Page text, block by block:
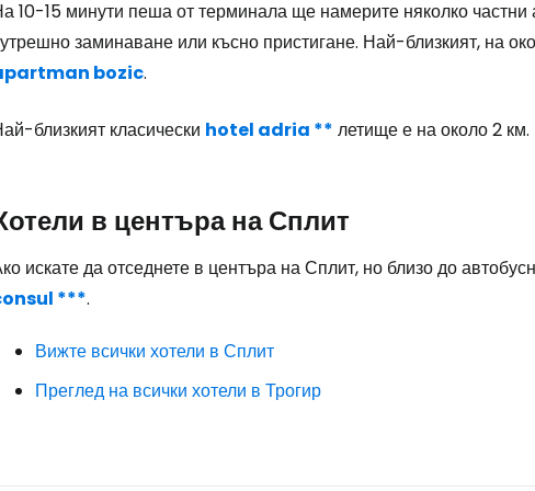
10-15 минути пеша от терминала ще намерите няколко
заминаване или късно пристигане. Най-близкият, на
bozic.
близкият класически hotel adria ** летище е на около 2 км.
в центъра на Сплит
искате да отседнете в центъра на Сплит, но близо до
***.
Вижте всички хотели в Сплит
Преглед на всички хотели в Трогир